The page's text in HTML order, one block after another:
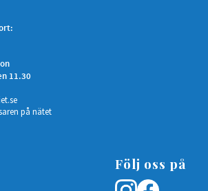
11.30
på nätet
Följ oss på